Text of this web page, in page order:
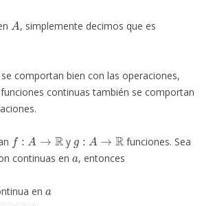
A
, simplemente decimos que es
comportan bien con las operaciones,
continuas también se comportan
: →
y
→
funciones. Sea
continuas en
a
, entonces
en
a